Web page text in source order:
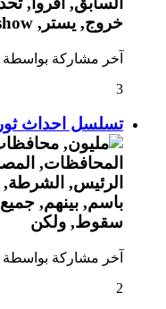
آخر مشاركة بواسطة
3
تسلسل احداث ثورة 25
آخر مشاركة بواسطة
2